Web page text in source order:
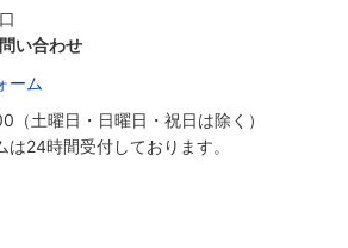
い合わせ
ーム
土曜日・日曜日・祝日は除く）
24時間受付しております。